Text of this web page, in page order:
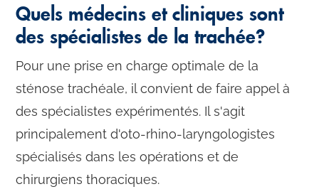
Quels médecins et cliniques sont
des spécialistes de la trachée?
Pour une prise en charge optimale de la
sténose trachéale, il convient de faire appel à
des spécialistes expérimentés. Il s'agit
principalement d'oto-rhino-laryngologistes
spécialisés dans les opérations et de
chirurgiens thoraciques.